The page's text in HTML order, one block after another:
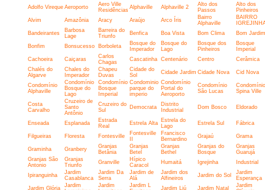
Adolfo Vireque Aeroporto
Aero Ville
Residências Alphaville Alphaville 2
Alto dos
Passos
Alto dos
Pinheiros
Alvim
Amazônia Aracy Araújo Arco Íris
Bairro
Alphaville
BAIRRO
Bandeirantes
Barbosa
Lage
Barreira do
Triunfo
Benfica Boa Vista Bom Clima Bom Jardim
Bonfim Bonsucesso Borboleta
Bosque do
Imperador
Bosque do
Lago
Bosque dos
Pinheiros
Bosque
Imperial
Cachoeira
Caiçaras
Carlos
Chagas
Cascatinha Centenário Centro
Cerâmica
Chalés do
Algarve
Chales do
Imperador
Chapeu
Duvas
Cidade do
Sol
Cidade Jardim Cidade Nova Cid Nova
Condomínio
Alphaville
Condomínio
Bosque do
Lago
Condomínio
Bosque
Imperial
Condominio
parque do
imperio
Condomínio
Portal do
Aeroporto
Condomínio
São Lucas
Condomínio
Spina Ville
Costa
Carvalho
Cruzeiro de
Santo
Antônio
Cruzeiro do
Sul
Democrata
Distrito
Industrial
Dom Bosco Eldorado
Enseada Esplanada
Estrada
Real
Estrela Alta
Estrela do
Lago
Estrela Sul Fábrica
Filgueiras Floresta Fontesville
Fontesville
Francisco
Bernardino
Grajaú Grama
Graminha Granbery
Granjas
Betânia
Granjas
Betel
Granjas
Bethel
Granjas do
Bosque
Granjas
Guarujá
Granjas São
Antonio
Granjas
Triunfo
Granville
Hípico
Caracol
Humaitá Igrejinha Industrial
Ipiranguinha
Jardim
Casablanca
Jardim Da
Serra
Jardim de
Alá
Jardim dos
Alfineiros
Jardim do Sol
Jardim
Esperança
Jardim Glória
Jardim
Jardim
Jardim L
Jardim Liú Jardim Natal
Jardim